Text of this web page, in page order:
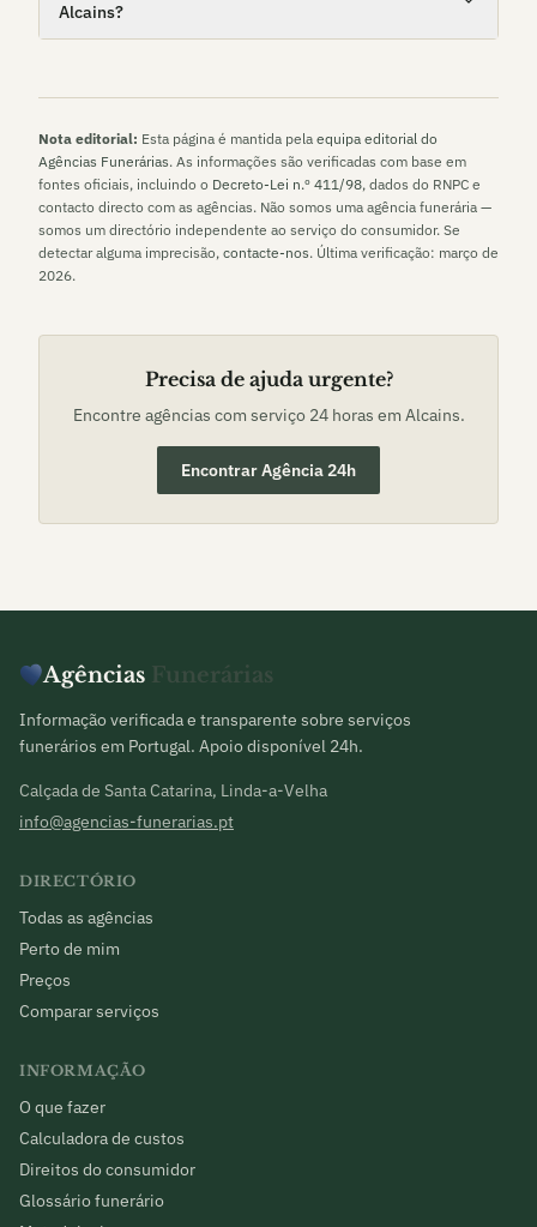
Alcains?
Nota editorial: Esta página é mantida pela equipa editorial do
Agências Funerárias. As informações são verificadas com base em
fontes oficiais, incluindo o Decreto-Lei n.º 411/98, dados do RNPC e
contacto directo com as agências. Não somos uma agência funerária —
somos um directório independente ao serviço do consumidor. Se
detectar alguma imprecisão, contacte-nos. Última verificação: março de
2026.
Precisa de ajuda urgente?
Encontre agências com serviço 24 horas em Alcains.
Encontrar Agência 24h
Agências Funerárias
Informação verificada e transparente sobre serviços
funerários em Portugal. Apoio disponível 24h.
Calçada de Santa Catarina, Linda-a-Velha
info@agencias-funerarias.pt
DIRECTÓRIO
Todas as agências
Perto de mim
Preços
Comparar serviços
INFORMAÇÃO
O que fazer
Calculadora de custos
Direitos do consumidor
Glossário funerário